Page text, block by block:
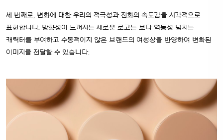
세 번째로, 변화에 대한 우리의 적극성과 진화의 속도감을 시각적으로
표현합니다. 방향성이 느껴지는 새로운 로고는 보다 역동성 넘치는
캐릭터를 부여하고 수동적이지 않은 브랜드의 여성상을 반영하여 변화된
이미지를 전달할 수 있습니다.